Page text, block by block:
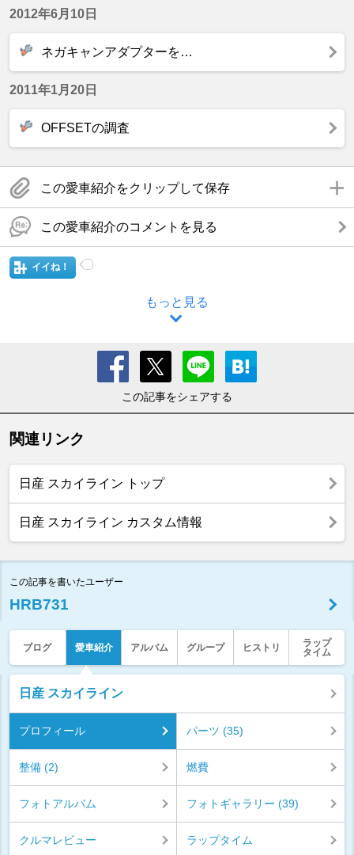
2012年6月10日
ネガキャンアダプターを…
2011年1月20日
OFFSETの調査
この愛車紹介をクリップして保存
この愛車紹介のコメントを見る
イイね！
もっと見る
この記事をシェアする
関連リンク
日産 スカイライン トップ
日産 スカイライン カスタム情報
この記事を書いたユーザー
HRB731
ブログ 愛車紹介 アルバム グループ ヒストリ
ラップ
タイム
日産 スカイライン
プロフィール パーツ (35)
整備 (2) 燃費
フォトアルバム フォトギャラリー (39)
クルマレビュー ラップタイム